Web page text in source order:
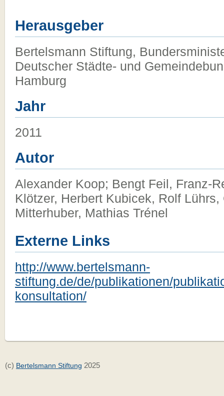
Herausgeber
Bertelsmann Stiftung,
Deutscher Städte- und
Hamburg
Jahr
2011
Autor
Alexander Koop; Bengt Feil, Franz-
Klötzer, Herbert Kubicek, Rolf
Mitterhuber, Mathias Trénel
Externe Links
http://www.bertelsmann-
stiftung.de/de/publikationen/
konsultation/
(c) Bertelsmann Stiftung 2025